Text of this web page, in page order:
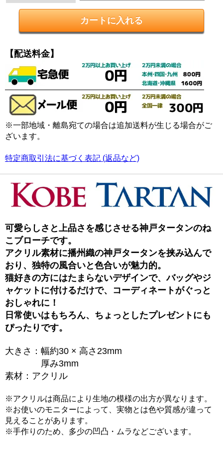
【配送料金】
※一部地域・離島宛ての場合は追加送料が生じる場合がご
ざいます。
特定商取引法に基づく表記 (返品など)
可愛らしさと上品さを感じさせる神戸タータンのね
こブローチです。
アクリル素材に播州織の神戸タータンを挟み込んで
おり、独特の風合いと色合いが魅力的。
猫好きの方にはたまらないデザインで、バッグやジ
ャケットに付けるだけで、コーディネートがぐっと
おしゃれに！
日常使いはもちろん、ちょっとしたプレゼントにも
ぴったりです。
大きさ：幅約30 × 高さ23mm
厚み3mm
素材：アクリル
※アクリルは商品により生地の模様の出方が異なります。
※お使いのモニターによって、実物とは色や質感が違って
見えることがあります。
※手作りのため、多少の凹凸・ムラなどございます。